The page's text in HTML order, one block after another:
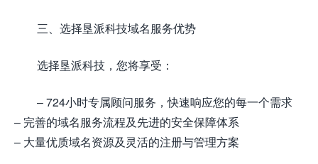
三、选择垦派科技域名服务优势
选择垦派科技，您将享受：
– 724小时专属顾问服务，快速响应您的每一个需求
– 完善的域名服务流程及先进的安全保障体系
– 大量优质域名资源及灵活的注册与管理方案